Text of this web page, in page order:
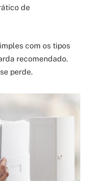
de
com os tipos
recomendado.
perde.